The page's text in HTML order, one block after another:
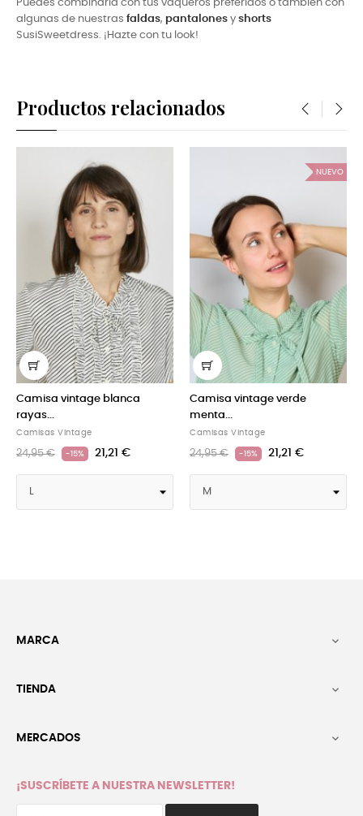
Puedes combinarla con tus vaqueros preferidos o también con
algunas de nuestras faldas, pantalones y shorts
SusiSweetdress. ¡Hazte con tu look!
Productos relacionados
Camisa vintage blanca
rayas...
Camisas Vintage
24,95 € -15% 21,21 €
NUEVO
Camisa vintage verde
menta...
Camisas Vintage
24,95 € -15% 21,21 €
MARCA 
TIENDA 
MERCADOS 
¡SUSCRÍBETE A NUESTRA NEWSLETTER!